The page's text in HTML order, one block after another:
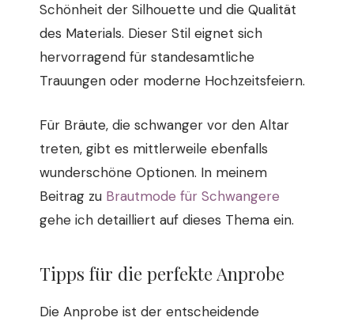
Schönheit der Silhouette und die Qualität
des Materials. Dieser Stil eignet sich
hervorragend für standesamtliche
Trauungen oder moderne Hochzeitsfeiern.
Für Bräute, die schwanger vor den Altar
treten, gibt es mittlerweile ebenfalls
wunderschöne Optionen. In meinem
Beitrag zu Brautmode für Schwangere
gehe ich detailliert auf dieses Thema ein.
Tipps für die perfekte Anprobe
Die Anprobe ist der entscheidende